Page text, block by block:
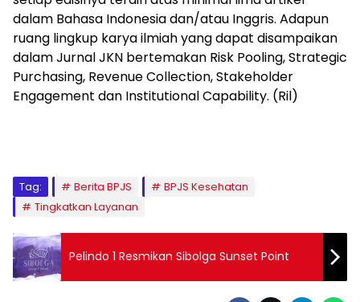
dalam Bahasa Indonesia dan/atau Inggris. Adapun
ruang lingkup karya ilmiah yang dapat disampaikan
dalam Jurnal JKN bertemakan Risk Pooling, Strategic
Purchasing, Revenue Collection, Stakeholder
Engagement dan Institutional Capability. (Ril)
Tag: Berita BPJS
BPJS Kesehatan
Tingkatkan Layanan
Pelindo 1 Resmikan Sibolga Sunset Point